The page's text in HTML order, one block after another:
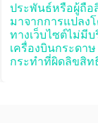
ประพันธ์หรือผู้ถือ
มาจากการแปลง
ทางเว็บไซต์ไม่มี
เครื่องบินกระดา
กระทำที่ผิดลิขสิท